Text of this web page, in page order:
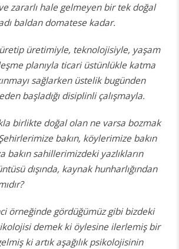
zararlı hale gelmeyen bir tek doğal
baldan domatese kadar.
üretimiyle, teknolojisiyle, yaşam
planıyla ticari üstünlükle katma
sağlarken üstelik bugünden
başladığı disiplinli çalışmayla.
birlikte doğal olan ne varsa bozmak
bakın, köylerimize bakın
bakın sahillerimizdeki yazlıkların
dışında, kaynak hunharlığından
örneğinde gördüğümüz gibi bizdeki
demek ki öylesine ilerlemiş bir
ki artık aşağılık psikolojisinin